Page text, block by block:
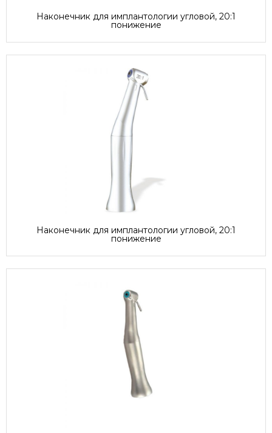
Наконечник для имплантологии угловой, 20:1
понижение
Наконечник для имплантологии угловой, 20:1
понижение